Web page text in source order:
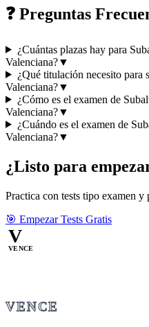
❓ Preguntas
¿Cuántas plazas hay para
Valenciana?▼
¿Qué titulación necesito para
Valenciana?▼
¿Cómo es el examen de
Valenciana?▼
¿Cuándo es el examen de
Valenciana?▼
¿Listo para
Practica con tests tipo examen y
🎯 Empezar Tests Gratis
V
VENCE
VENCE